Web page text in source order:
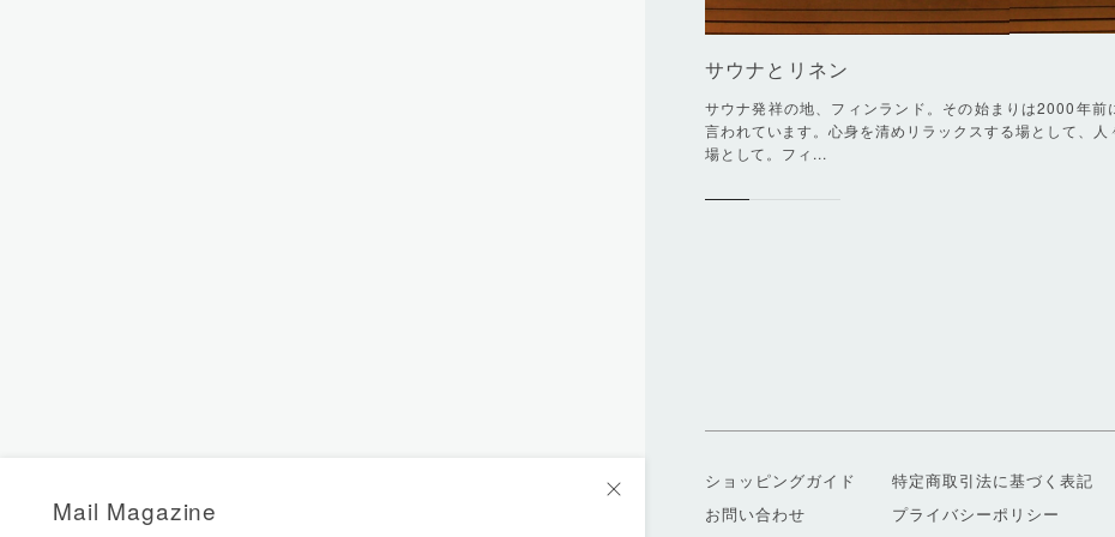
サウナとリネン
サウナ発祥の地、フィンランド。その始まりは2000年前
言われています。心身を清めリラックスする場として、人
場として。フィ...
ショッピングガイド
お問い合わせ
特定商取引法に基づく表記
プライバシーポリシー
Mail Magazine